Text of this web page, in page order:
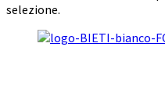
selezione.